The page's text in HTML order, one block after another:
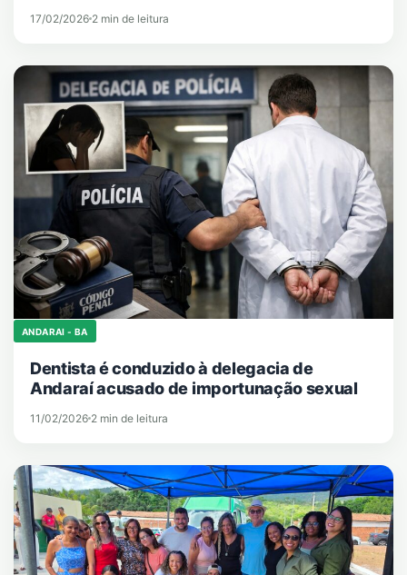
17/02/2026 2 min de leitura
ANDARAI - BA
Dentista é conduzido à delegacia de
Andaraí acusado de importunação sexual
11/02/2026 2 min de leitura